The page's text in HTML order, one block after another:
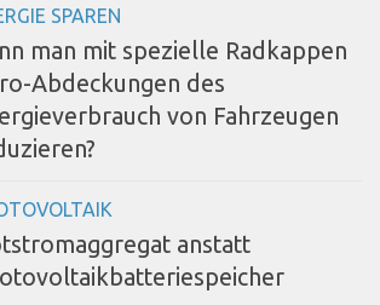
SPAREN
man mit spezielle Radkappen
Abdeckungen des
von Fahrzeugen
anstatt